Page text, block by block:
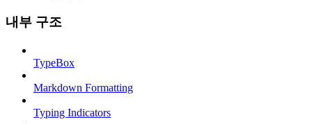
내부 구조
TypeBox
Markdown Formatting
Typing Indicators